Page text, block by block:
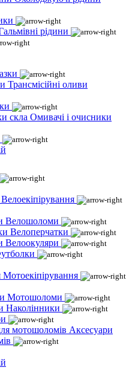
рідини
Трансмісійні оливи
Омивачі і очисники
Велоекіпірування
Велошоломи
Велоперчатки
Велоокуляри
Мотоекіпірування
Мотошоломи
Наколінники
Аксесуари